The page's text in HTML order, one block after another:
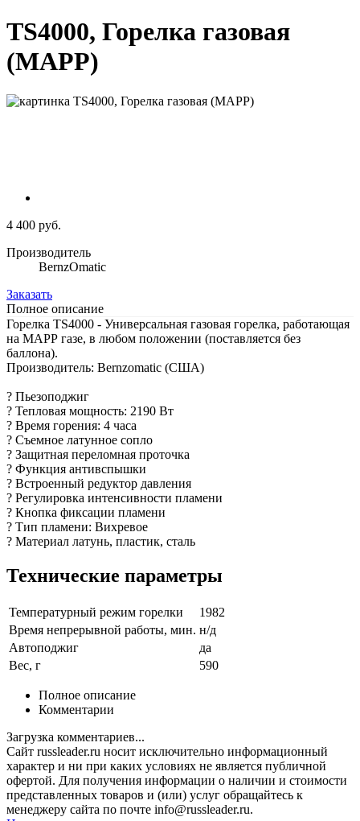
TS4000, Горелка газовая
(MAPP)
4 400 руб.
Производитель
BernzOmatic
Заказать
Полное описание
Горелка TS4000 - Универсальная газовая горелка, работающая
на МАРР газе, в любом положении (поставляется без
баллона).
Производитель: Bernzomatic (США)
? Пьезоподжиг
? Тепловая мощность: 2190 Вт
? Время горения: 4 часа
? Съемное латунное сопло
? Защитная переломная проточка
? Функция антивспышки
? Встроенный редуктор давления
? Регулировка интенсивности пламени
? Кнопка фиксации пламени
? Тип пламени: Вихревое
? Материал латунь, пластик, сталь
Технические параметры
Температурный режим горелки
1982
Время непрерывной работы, мин. н/д
Автоподжиг
да
Вес, г
590
Полное описание
Комментарии
Загрузка комментариев...
Сайт russleader.ru носит исключительно информационный
характер и ни при каких условиях не является публичной
офертой. Для получения информации о наличии и стоимости
представленных товаров и (или) услуг обращайтесь к
менеджеру сайта по почте info@russleader.ru.